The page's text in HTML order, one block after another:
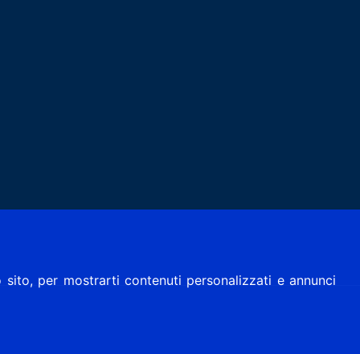
per mostrarti contenuti personalizzati e annunci